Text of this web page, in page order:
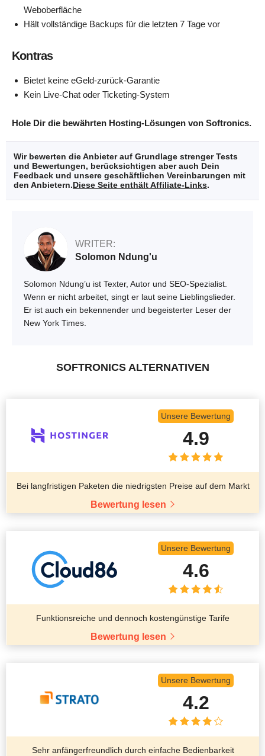
Weboberfläche
Hält vollständige Backups für die letzten 7 Tage vor
Kontras
Bietet keine eGeld-zurück-Garantie
Kein Live-Chat oder Ticketing-System
Hole Dir die bewährten Hosting-Lösungen von Softronics.
Wir bewerten die Anbieter auf Grundlage strenger Tests
und Bewertungen, berücksichtigen aber auch Dein
Feedback und unsere geschäftlichen Vereinbarungen mit
den Anbietern.Diese Seite enthält Affiliate-Links.
WRITER:
Solomon Ndung'u
Solomon Ndung’u ist Texter, Autor und SEO-Spezialist.
Wenn er nicht arbeitet, singt er laut seine Lieblingslieder.
Er ist auch ein bekennender und begeisterter Leser der
New York Times.
SOFTRONICS ALTERNATIVEN
Unsere Bewertung
4.9
Bei langfristigen Paketen die niedrigsten Preise auf dem Markt
Bewertung lesen
Unsere Bewertung
4.6
Funktionsreiche und dennoch kostengünstige Tarife
Bewertung lesen
Unsere Bewertung
4.2
Sehr anfängerfreundlich durch einfache Bedienbarkeit